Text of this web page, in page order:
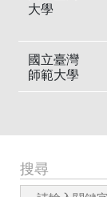
大學
國立臺灣
師範大學
搜尋